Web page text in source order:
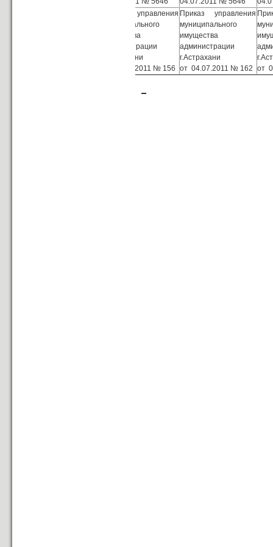
Приказ управления
муниципального
имущества
администрации
г.Астрахани
от 04.07.2011 № 156
Приказ управления
муниципального
имущества
администрации
г.Астрахани
от 04.07.2011 № 162 от